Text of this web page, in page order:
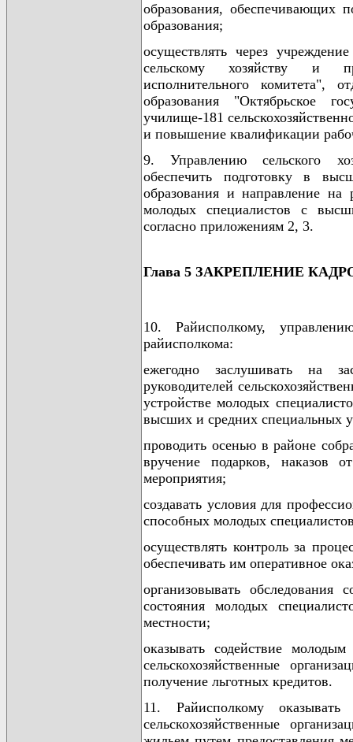
образования, обеспечивающих
образования;
осуществлять через
сельскому хозяйству и
исполнительного комитета",
образования "Октябрьское
училище-181
и повышение квалификации
9. Управлению сельского
обеспечить подготовку в
образования и направление на
молодых специалистов с
согласно приложениям 2, 3.
Глава 5 ЗАКРЕПЛЕНИЕ
10. Райисполкому,
райисполкома:
ежегодно заслушивать на
руководителей
устройстве молодых
высших и средних специальных
проводить осенью в районе
вручение подарков, наказов
мероприятия;
создавать условия для
способных молодых
осуществлять контроль за
обеспечивать им оперативное
организовывать обследования
состояния молодых
местности;
оказывать содействие
сельскохозяйственные
получение льготных кредитов.
11. Райисполкому
сельскохозяйственные